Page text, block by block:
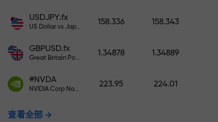
USDJPY.fx
US Dollar vs Japanese Yen
158.336 158.343
GBPUSD.fx
Great Britain Pound vs US Dollar
1.34878 1.34889
#NVDA
NVIDIA Corp Nasdaq Stock Exchange (Nasdaq) USD
223.95 224.01
查看全部